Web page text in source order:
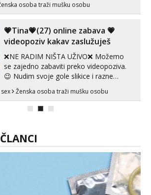
Pusenje i gutanje sperme Erotsko rublje
tijelu Iskljucivo neradim analni !!! I
neljubim se Wha...
osoba traži mušku osobu
💗Tina💗(27) online zabava 💗
videopoziv kakav zaslužuješ
❌NE RADIM NIŠTA UŽIVO❌ Možemo
se zajedno zabaviti preko videopoziva.
😉 Nudim svoje gole slikice i razne
videouradke. 🤩 Za online zabavu pošalji
poruku na Whatsapp, Telegram ili Viber.
Ženska osoba traži mušku osobu